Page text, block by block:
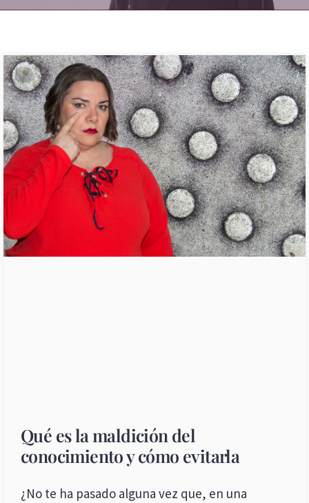
Qué es la maldición del
conocimiento y cómo evitarla
¿No te ha pasado alguna vez que, en una